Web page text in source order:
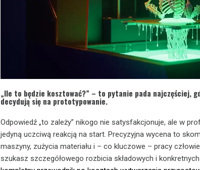
„Ile to będzie kosztować?” – to pytanie pada najczęściej,
decydują się na prototypowanie.
Odpowiedź „to zależy” nikogo nie satysfakcjonuje, ale w
jedyną uczciwą reakcją na start. Precyzyjna wycena to
maszyny, zużycia materiału i – co kluczowe – pracy
szukasz szczegółowego rozbicia składowych i